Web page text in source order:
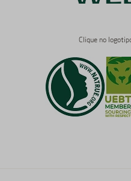
Clique no